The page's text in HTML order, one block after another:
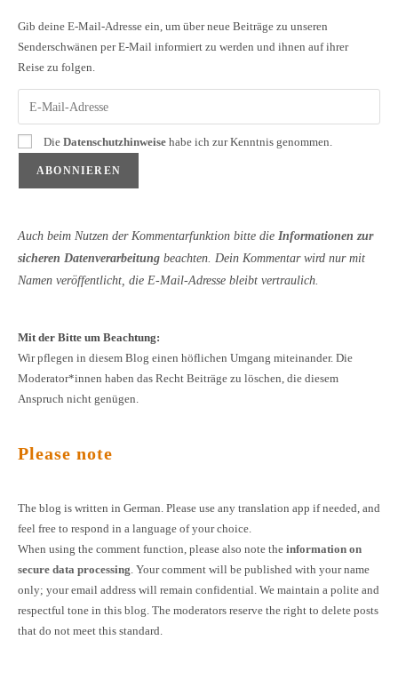
Gib deine E-Mail-Adresse ein, um über neue Beiträge zu unseren
Senderschwänen per E-Mail informiert zu werden und ihnen auf ihrer
Reise zu folgen.
Die Datenschutzhinweise habe ich zur Kenntnis genommen.
Auch beim Nutzen der Kommentarfunktion bitte die Informationen zur
sicheren Datenverarbeitung beachten. Dein Kommentar wird nur mit
Namen veröffentlicht, die E-Mail-Adresse bleibt vertraulich.
Mit der Bitte um Beachtung:
Wir pflegen in diesem Blog einen höflichen Umgang miteinander. Die
Moderator*innen haben das Recht Beiträge zu löschen, die diesem
Anspruch nicht genügen.
Please note
The blog is written in German. Please use any translation app if needed, and
feel free to respond in a language of your choice.
When using the comment function, please also note the information on
secure data processing . Your comment will be published with your name
only; your email address will remain confidential. We maintain a polite and
respectful tone in this blog. The moderators reserve the right to delete posts
that do not meet this standard.